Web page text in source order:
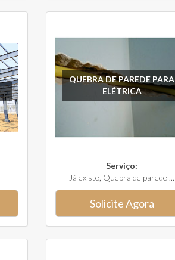
QUEBRA DE PAREDE PARA
ELÉTRICA
Serviço:
Já existe, Quebra de parede ...
Solicite Agora